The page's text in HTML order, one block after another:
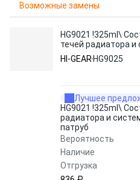
Возможные замены
HG9021 !325ml\
течей радиатора и
не забивает патруб
HI-GEAR HG9025
Лучшее
HG9021 !325ml\
радиатора и
патруб
Вероятность
Наличие
Отгрузка